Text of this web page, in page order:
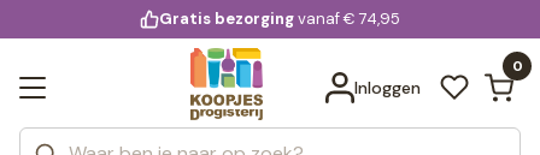
voor 20:00 uur besteld
Gratis bezorgingvanaf € 74,95
Inloggen
0
Zoeken
Categorieën
Merken
Bekijk alle resultaten